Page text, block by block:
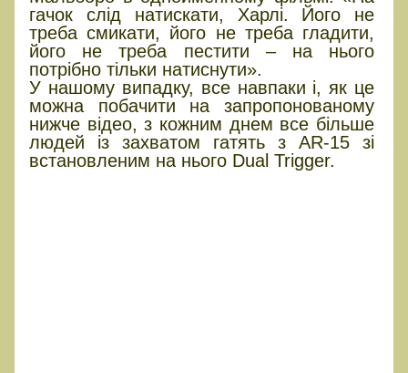
гачок слід натискати, Харлі. Його не
треба смикати, його не треба гладити,
його не треба пестити – на нього
потрібно тільки натиснути».
У нашому випадку, все навпаки і, як це
можна побачити на запропонованому
нижче відео, з кожним днем все більше
людей із захватом гатять з AR-15 зі
встановленим на нього Dual Trigger.